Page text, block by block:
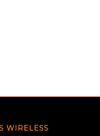
WIRELESS